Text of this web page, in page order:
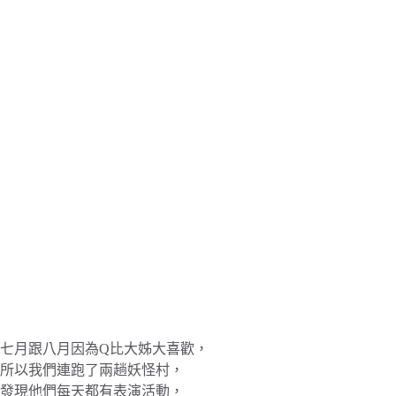
七月跟八月因為Q比大姊大喜歡，
所以我們連跑了兩趟妖怪村，
發現他們每天都有表演活動，